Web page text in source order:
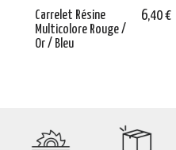
Carrelet Résine
Multicolore Rouge /
Or / Bleu
6,40 €